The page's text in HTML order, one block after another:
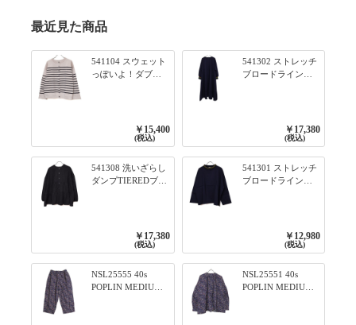
最近見た商品
541104 スウェット
っぽいよ！ダブル
プルオーバー 101オ
フベージュ×ネイビ
ー／レッド
￥15,400
(税込)
541302 ストレッチ
ブロードライン入
ワンピース 79ネイ
￥17,380
(税込)
541308 洗いざらし
ダンプTIEREDブシ
￥17,380
(税込)
541301 ストレッチ
ブロードライン入
リブプルオーバー
79ネイビー
￥12,980
(税込)
NSL25555 40s
POPLIN MEDIUM
NSL25551 40s
POPLIN MEDIUM